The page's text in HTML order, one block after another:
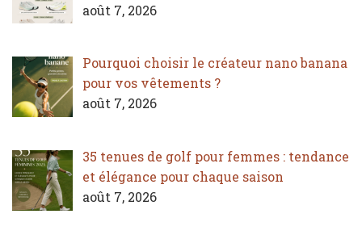
août 7, 2026
Pourquoi choisir le créateur nano banana
pour vos vêtements ?
août 7, 2026
35 tenues de golf pour femmes : tendance
et élégance pour chaque saison
août 7, 2026